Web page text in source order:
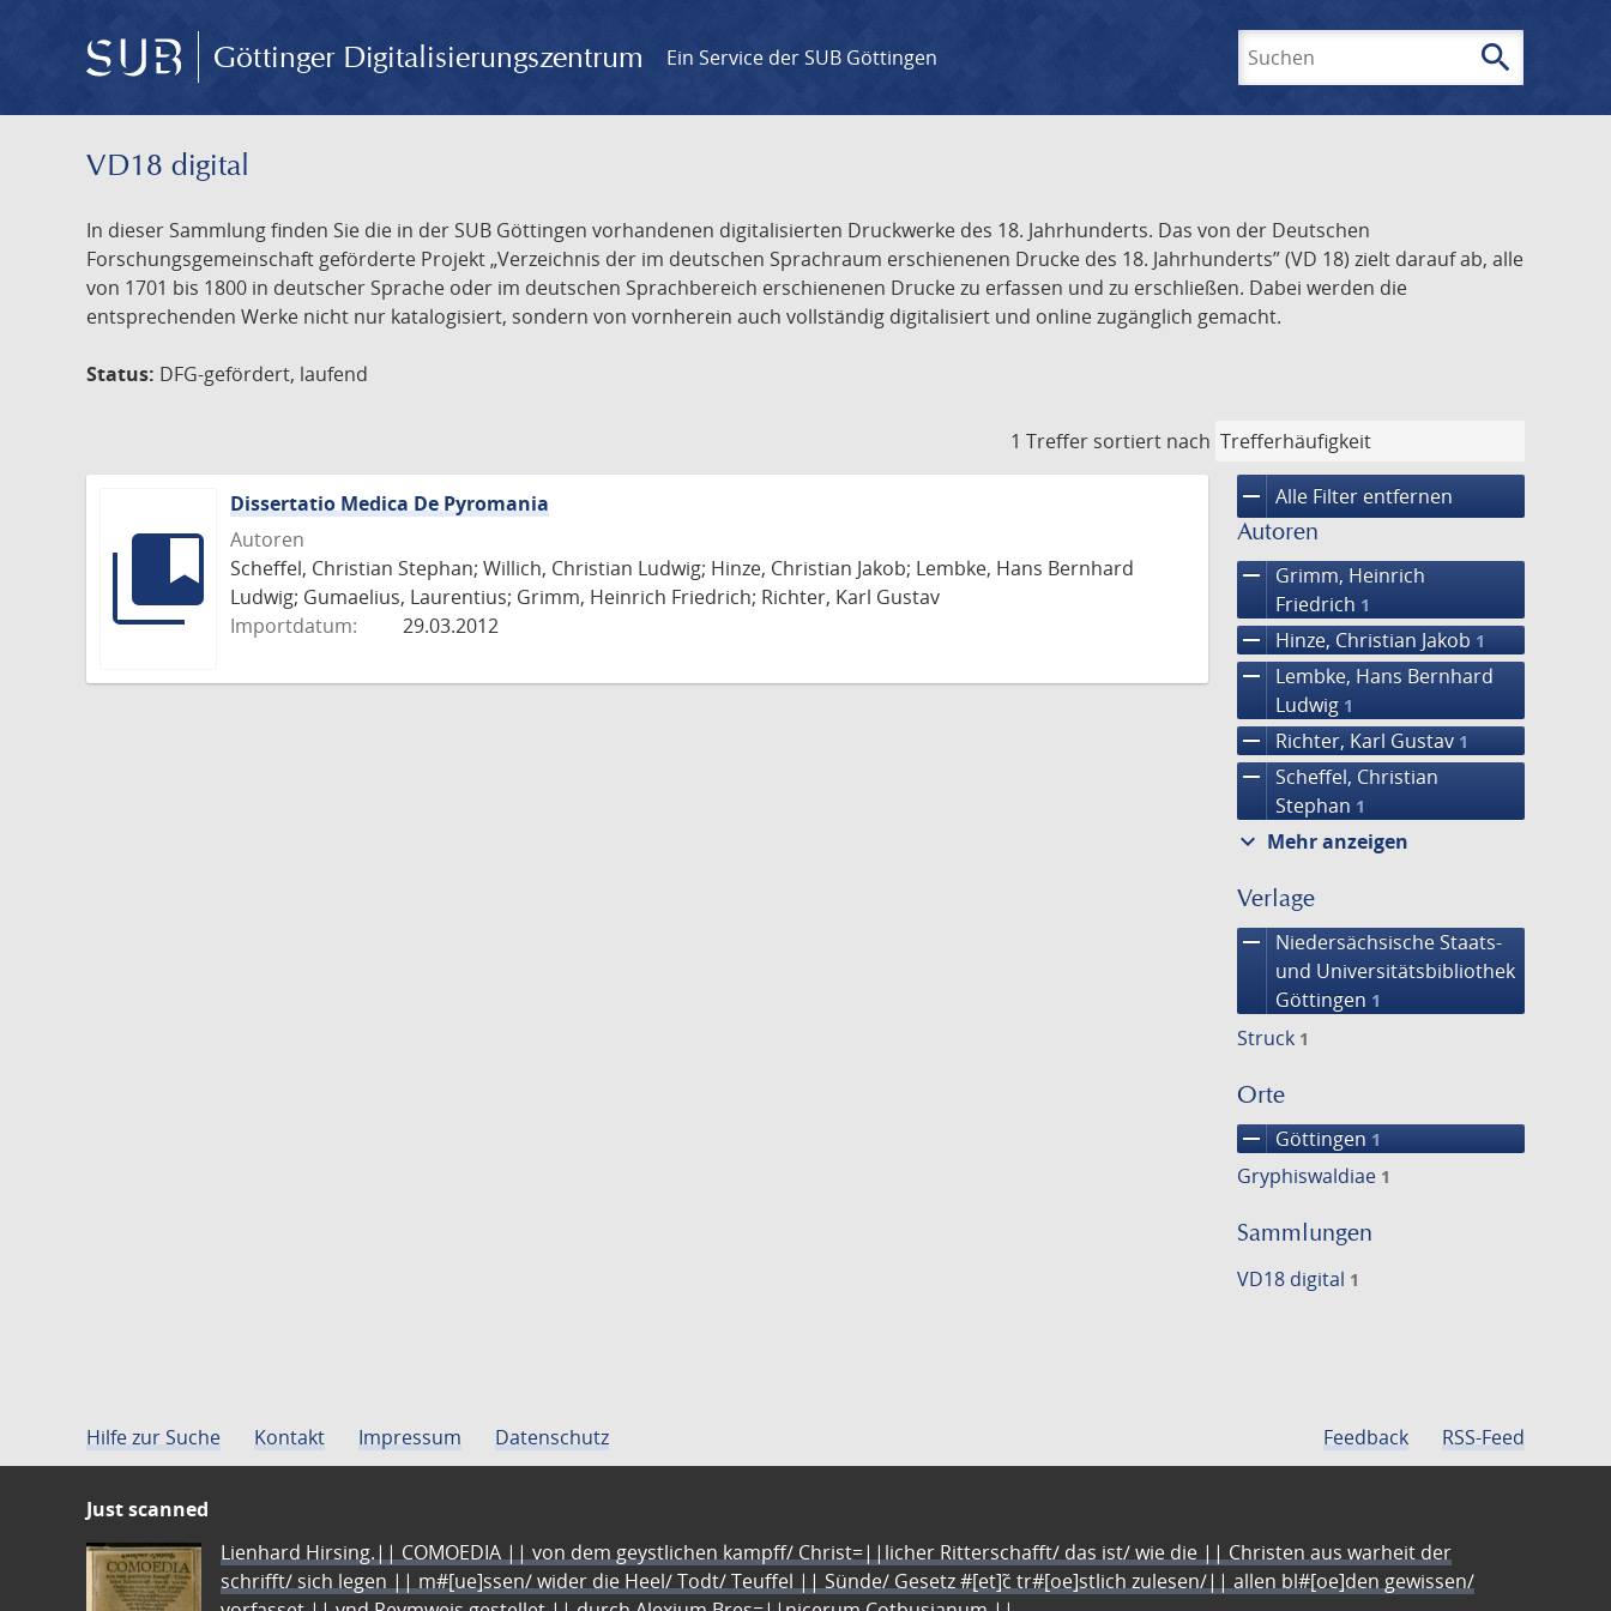
Göttinger Digitalisierungszentrum Ein Service der SUB Göttingen search
VD18 digital
In dieser Sammlung finden Sie die in der SUB Göttingen vorhandenen digitalisierten Druckwerke des 18. Jahrhunderts. Das von der Deutschen
Forschungsgemeinschaft geförderte Projekt „Verzeichnis der im deutschen Sprachraum erschienenen Drucke des 18. Jahrhunderts” (VD 18) zielt darauf ab, alle
von 1701 bis 1800 in deutscher Sprache oder im deutschen Sprachbereich erschienenen Drucke zu erfassen und zu erschließen. Dabei werden die
entsprechenden Werke nicht nur katalogisiert, sondern von vornherein auch vollständig digitalisiert und online zugänglich gemacht.
Status: DFG-gefördert, laufend
1 Treffer sortiert nach
remove Alle Filter entfernen
Autoren
remove
Grimm, Heinrich
Friedrich 1
remove Hinze, Christian Jakob 1
remove
Lembke, Hans Bernhard
Ludwig 1
remove Richter, Karl Gustav 1
remove
Scheffel, Christian
Stephan 1
expand_more Mehr anzeigen
Verlage
remove
Niedersächsische Staats-
und Universitätsbibliothek
Göttingen 1
Struck 1
Orte
remove Göttingen 1
Gryphiswaldiae 1
Sammlungen
VD18 digital 1
Dissertatio Medica De Pyromania
Autoren
Scheffel, Christian Stephan; Willich, Christian Ludwig; Hinze, Christian Jakob; Lembke, Hans Bernhard
Ludwig; Gumaelius, Laurentius; Grimm, Heinrich Friedrich; Richter, Karl Gustav
Importdatum:
29.03.2012
Hilfe zur Suche Kontakt Impressum Datenschutz Feedback RSS-Feed
Just scanned
Lienhard Hirsing.|| COMOEDIA || von dem geystlichen kampff/ Christ=||licher Ritterschafft/ das ist/ wie die || Christen aus warheit der
schrifft/ sich legen || m#[ue]ssen/ wider die Heel/ Todt/ Teuffel || Sünde/ Gesetz #[et]c̃ tr#[oe]stlich zulesen/|| allen bl#[oe]den gewissen/